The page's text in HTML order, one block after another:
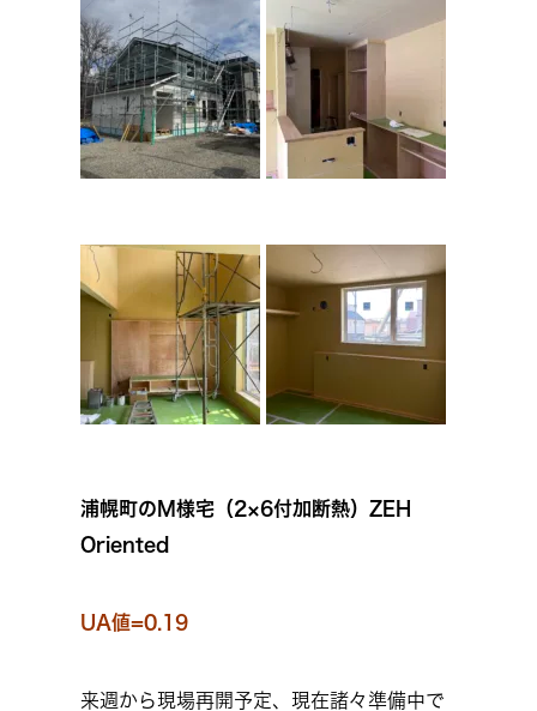
浦幌町のM様宅（2×6付加断熱）ZEH
Oriented
UA値=0.19
来週から現場再開予定、現在諸々準備中で